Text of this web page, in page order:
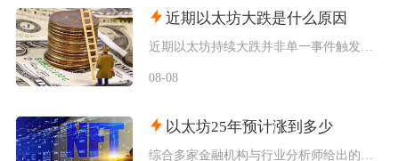
近期以太坊大跌是什么原因
08-08
以太坊25年预计涨到多少